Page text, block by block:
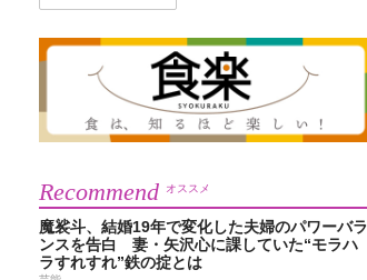
Recommend オススメ
魔裟斗、結婚19年で変化した夫婦のパワーバラ
ンスを告白 妻・矢沢心に課していた“モラハ
ラすれすれ”鉄の掟とは